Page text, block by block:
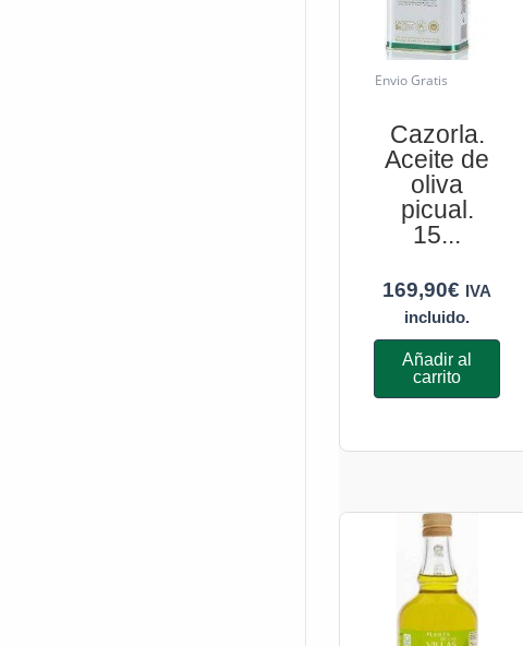
Envio Gratis
Cazorla.
Aceite de
oliva
picual.
15...
169,90€ IVA
incluido.
Añadir al
carrito